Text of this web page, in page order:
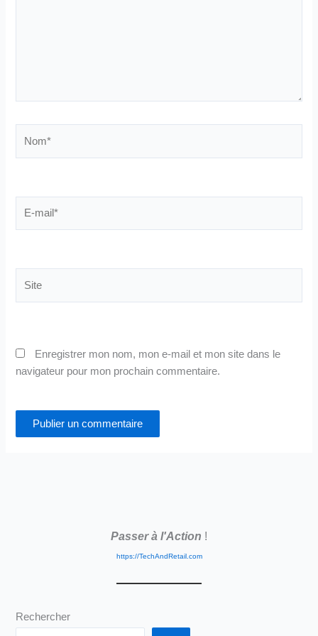
Enregistrer mon nom, mon e-mail et mon site dans le
navigateur pour mon prochain commentaire.
Passer à l'Action !
https://TechAndRetail.com
Rechercher